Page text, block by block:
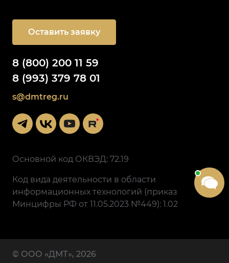
Оставить заявку
8 (800) 200 11 59
8 (993) 379 78 01
s@dmtreg.ru
Основной код ОКВЭД: 72.19
Код вида деятельности в области
информационных технологий (приказ
Минцифры РФ от 11.05.2023 №449): 1.02
© ООО «ДМТ», 2026